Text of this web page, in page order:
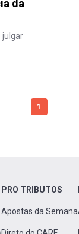
da
julgar
1
PRO TRIBUTOS
Apostas da Semana